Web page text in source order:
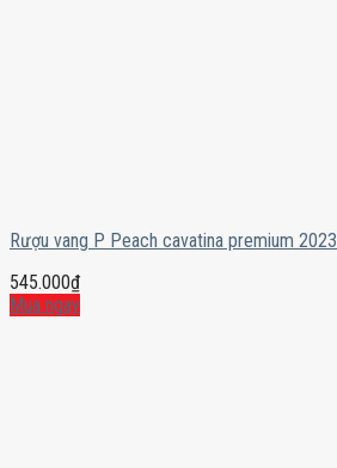
Rượu vang P Peach cavatina premium 2023
545.000₫
Mua ngay